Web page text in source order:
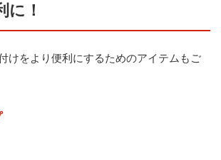
に！
けをより便利にするためのアイテムもご